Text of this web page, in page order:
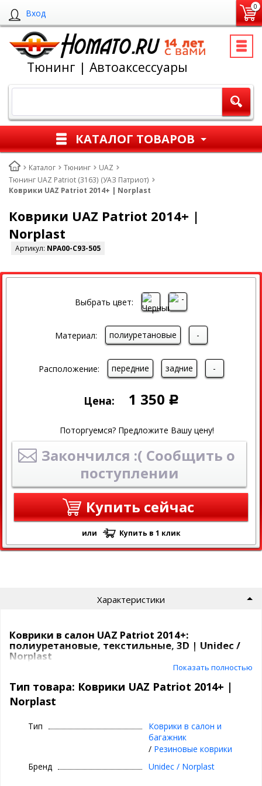
Вход
0
Тюнинг | Автоаксессуары
КАТАЛОГ ТОВАРОВ
Каталог Тюнинг
UAZ
Тюнинг UAZ Patriot (3163) (УАЗ Патриот)
Коврики UAZ Patriot 2014+ | Norplast
Коврики UAZ Patriot 2014+ |
Norplast
Артикул: NPA00-C93-505
Выбрать цвет:
Материал: полиуретановые -
Расположение: передние задние -
Цена: 1 350 Р
Поторгуемся? Предложите Вашу цену!
Закончился :( Сообщить о
поступлении
Купить сейчас
или Купить в 1 клик
Характеристики
Коврики в салон UAZ Patriot 2014+:
полиуретановые, текстильные, 3D | Unidec /
Norplast
Коврики Unidec в атомобиль от компаниии Норпласт бывают
изполиуретана итекстиля.
2014+
, сделаны под каждую модель
под родной крепеж, бывают традиционные
(лучше прилегают, больше закрывают).
Показать полностью
Тип товара: Коврики UAZ Patriot 2014+ |
Norplast
Тип
Коврики в салон и
багажник
/ Резиновые коврики
Бренд
Unidec / Norplast